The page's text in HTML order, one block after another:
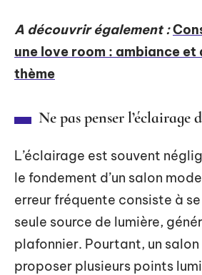
A découvrir également :
une love room : ambiance
thème
Ne pas penser l’éclairage
L’éclairage est souvent
le fondement d’un salon
erreur fréquente consiste à
seule source de lumière,
plafonnier. Pourtant, un
proposer plusieurs points